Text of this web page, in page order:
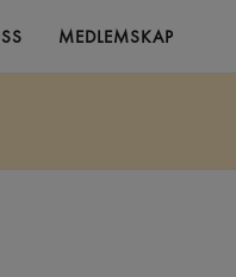
MEDLEMSKAP